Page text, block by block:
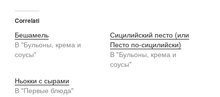
Correlati
Бешамель
В "Бульоны, крема и
соусы"
Сицилийский песто (или
Песто по-сицилийски)
В "Бульоны, крема и
соусы"
Ньокки с сырами
В "Первые блюда"